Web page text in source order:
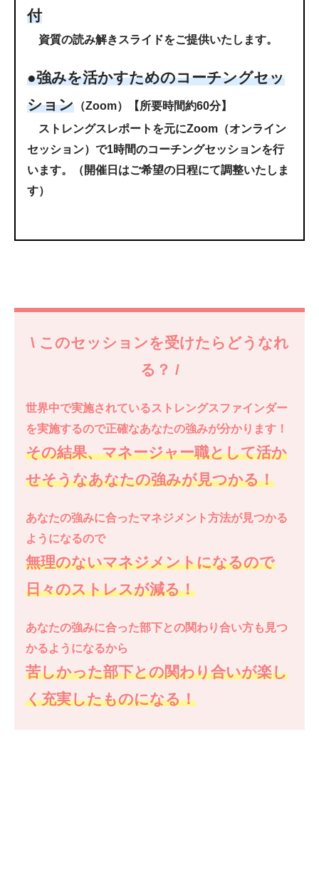
付
資質の読み解きスライドをご提供いたします。
●強みを活かすためのコーチングセッ
ション （Zoom）【所要時間約60分】
ストレングスレポートを元にZoom（オンライン
セッション）で1時間のコーチングセッションを行
います。（開催日はご希望の日程にて調整いたしま
す）
\ このセッションを受けたらどうなれ
る？ /
世界中で実施されているストレングスファインダー
を実施するので正確なあなたの強みが分かります！
その結果、マネージャー職として活か
せそうなあなたの強みが見つかる！
あなたの強みに合ったマネジメント方法が見つかる
ようになるので
無理のないマネジメントになるので
日々のストレスが減る！
あなたの強みに合った部下との関わり合い方も見つ
かるようになるから
苦しかった部下との関わり合いが楽し
く充実したものになる！